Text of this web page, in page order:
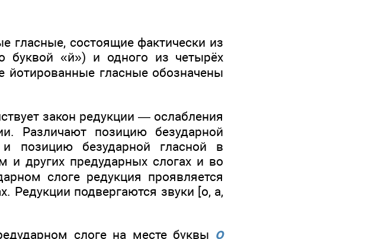
гласные, состоящие фактически из
буквой «й») и одного из четырёх
йотированные гласные обозначены
закон редукции — ослабления
Различают позицию безударной
позицию безударной гласной в
и других предударных слогах и во
слоге редукция проявляется
Редукции подвергаются звуки [о, а,
слоге на месте буквы о